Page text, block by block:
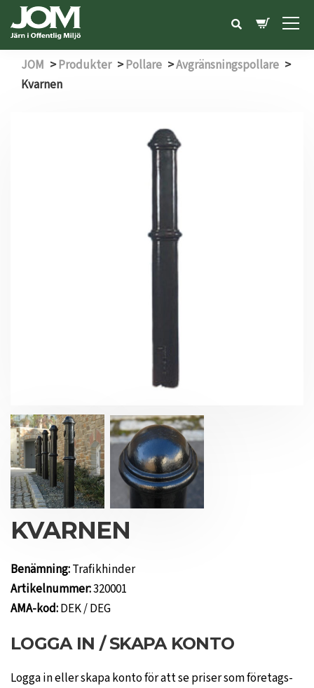
JOM >Produkter >Pollare >Avgränsningspollare >
Kvarnen
KVARNEN
Benämning:Trafikhinder
Artikelnummer:320001
AMA-kod:DEK / DEG
LOGGA IN / SKAPA KONTO
Logga in eller skapa konto för att se priser som företags-